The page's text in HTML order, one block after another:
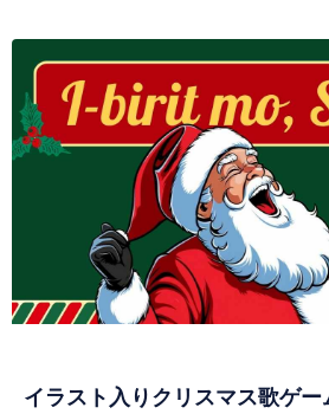
イラスト入りクリスマス歌ゲ